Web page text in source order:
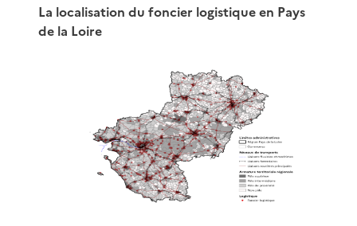
La localisation du foncier logistique en Pays
de la Loire